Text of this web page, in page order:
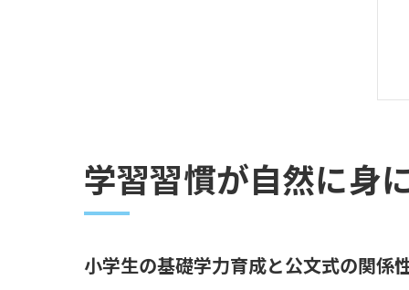
学習習慣が自然に身
小学生の基礎学力育成と公文式の関係